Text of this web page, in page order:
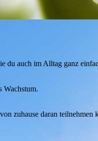
du auch im Alltag ganz
Wachstum.
zuhause daran teilnehmen